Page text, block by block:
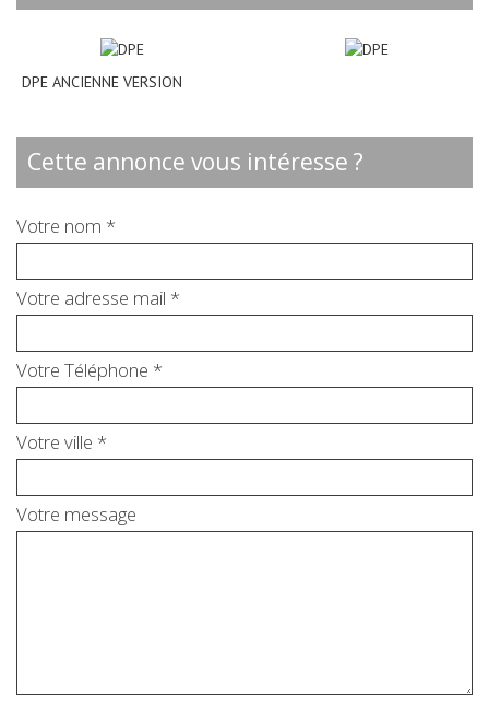
DPE ANCIENNE VERSION
cette annonce vous intéresse ?
Votre nom *
Votre adresse mail *
Votre Téléphone *
Votre ville *
Votre message